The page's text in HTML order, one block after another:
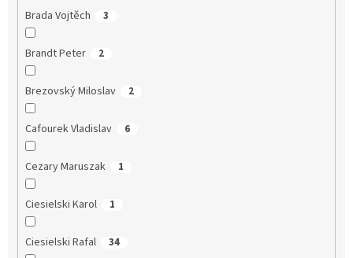
Brada Vojtěch 3
Brandt Peter 2
Brezovský Miloslav 2
Cafourek Vladislav 6
Cezary Maruszak 1
Ciesielski Karol 1
Ciesielski Rafal 34